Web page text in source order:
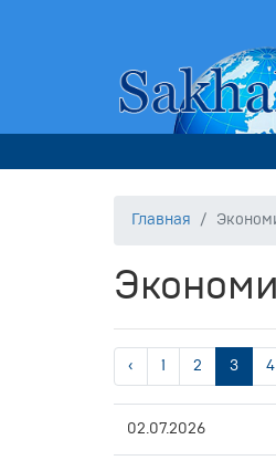
Главная
‹ 1 2 3 4
02.07.2026